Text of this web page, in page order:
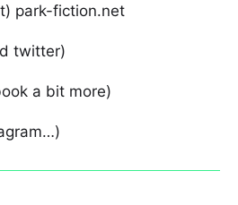
park-fiction.net
twitter)
a bit more)